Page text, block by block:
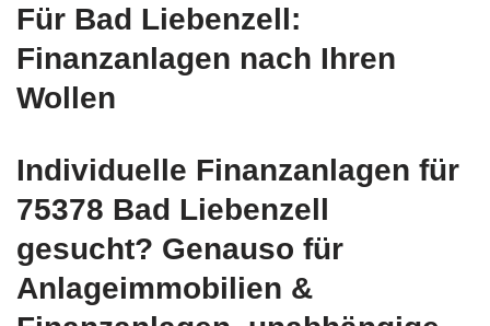
Für Bad Liebenzell:
Finanzanlagen nach Ihren
Wollen
Individuelle Finanzanlagen für
75378 Bad Liebenzell
gesucht? Genauso für
Anlageimmobilien &